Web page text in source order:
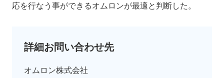
応を行なう事ができるオムロンが最適と判断した。
詳細お問い合わせ先
オムロン株式会社